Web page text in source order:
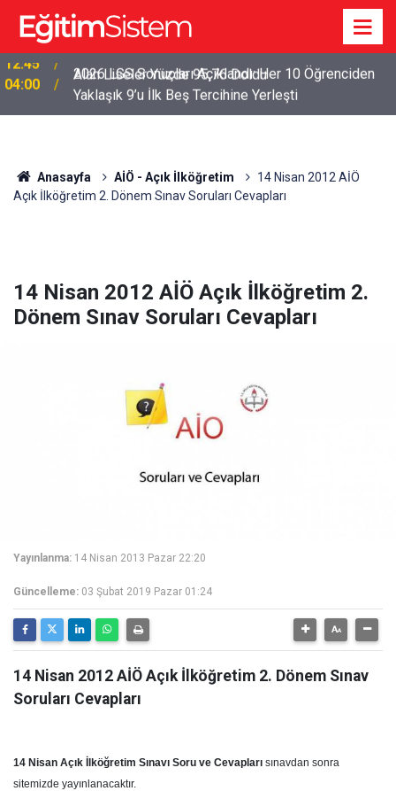
04:00
2026 LGS Sonuçları Açıklandı: Her 10 Öğrenciden
Yaklaşık 9’u İlk Beş Tercihine Yerleşti
Anasayfa AİÖ - Açık İlköğretim
14 Nisan 2012 AİÖ
Açık İlköğretim 2. Dönem Sınav Soruları Cevapları
14 Nisan 2012 AİÖ Açık İlköğretim 2.
Dönem Sınav Soruları Cevapları
Yayınlanma: 14 Nisan 2013 Pazar 22:20
Güncelleme: 03 Şubat 2019 Pazar 01:24
14 Nisan 2012 AİÖ Açık İlköğretim 2. Dönem Sınav
Soruları Cevapları
14 Nisan Açık İlköğretim Sınavı Soru ve Cevapları sınavdan sonra
sitemizde yayınlanacaktır.